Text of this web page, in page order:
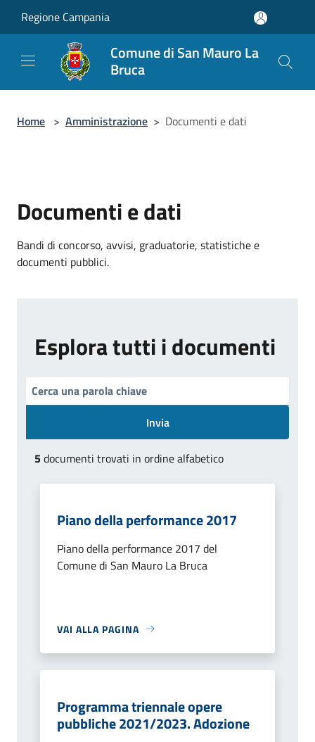
Regione Campania
Comune di San Mauro La
Bruca
Home > Amministrazione > Documenti e dati
Documenti e dati
Bandi di concorso, avvisi, graduatorie, statistiche e
documenti pubblici.
Esplora tutti i documenti
Invia
5documenti trovati in ordine alfabetico
Piano della performance 2017
Piano della performance 2017 del
Comune di San Mauro La Bruca
VAI ALLA PAGINA
Programma triennale opere
pubbliche 2021/2023. Adozione